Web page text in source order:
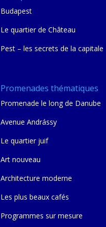
Budapest
Le quartier de Château
Pest – les secrets de la capitale
Promenades thématiques
Promenade le long de Danube
Avenue Andrássy
Le quartier juif
Art nouveau
Architecture moderne
Les plus beaux cafés
Programmes sur mesure